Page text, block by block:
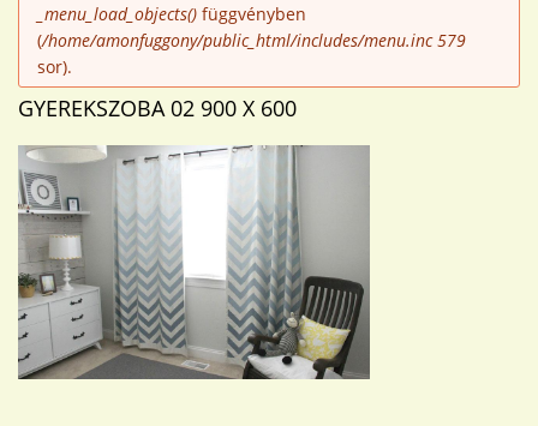
_menu_load_objects() függvényben
(/home/amonfuggony/public_html/includes/menu.inc 579
sor).
GYEREKSZOBA 02 900 X 600